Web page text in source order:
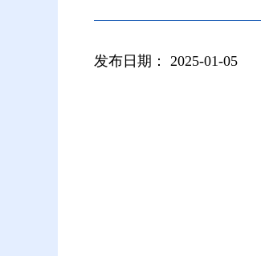
发布日期： 2025-01-05